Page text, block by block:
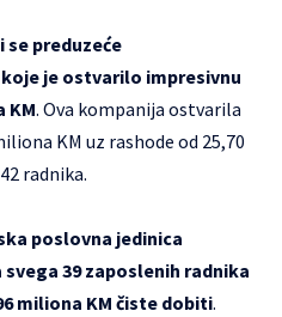
se preduzeće
koje je ostvarilo impresivnu
KM. Ova kompanija ostvarila
KM uz rashode od 25,70
radnika.
poslovna jedinica
svega 39 zaposlenih radnika
miliona KM čiste dobiti.